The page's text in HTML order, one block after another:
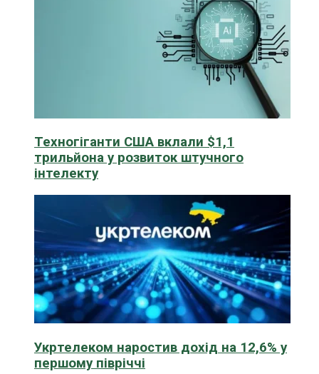
Техногіганти США вклали $1,1
трильйона у розвиток штучного
інтелекту
Укртелеком наростив дохід на 12,6% у
першому півріччі